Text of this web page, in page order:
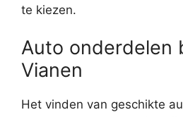
te kiezen.
Auto onderdelen
Vianen
Het vinden van geschikte